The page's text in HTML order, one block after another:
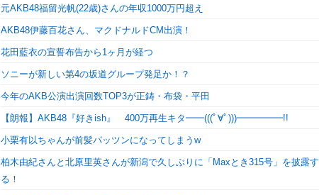
元AKB48福留光帆(22歳)さんの年収1000万円超え
AKB48伊藤百花さん、マクドナルドCM出演！
花田藍衣の宣誓布告から1ヶ月が経つ
ソニーが新しい第4の坂道グループ発足か！？
今年のAKB公演出演回数TOP3が正鋳・布袋・平田
【朗報】AKB48『好きish』 400万再生キタ━━(((ﾟ∀ﾟ)))━━━━━!!
小栗有以ちゃんが前髪パッツンになってしまうw
柏木由紀さんと北原里英さんが新潟で久しぶりに「Maxとき315号」を披露す
る！